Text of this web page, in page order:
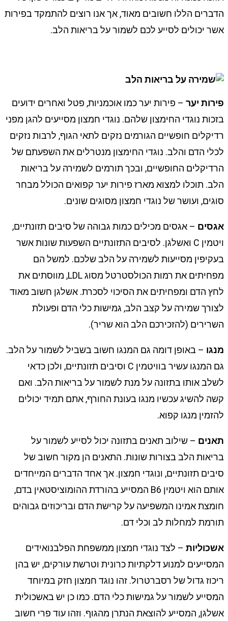
הדברים הללו חשובים מאוד, אך אנו רוצים להתמקד בפירות
אשר יכולים לסייע לכם לשמור על בריאות הלב.
פירות יער– פירות יער כמו אוכמניות, פטל ואחרים ידועים
בזכות נוגדי החימצון שלהם. נוגדי חמצון מסייעים להגן מפני
רדיקלים חופשיים הגורמים נזקים לתאי הגוף, לרבות נזקים
לכלי הדם והלב. נוגדי החימצון מנטרלים את השפעתם של
הרדיקלים החופשיים, ובכך תורמים לשמירה על בריאות
הלב. תוכלו למצוא מארז פירות יער קפואים הכולל מבחר
סוגים, ועושר של נוגדי חמצון מסוגים שונים.
אגסים– אגסים מכילים כמות גבוהה של סיבים תזונתיים,
ויטמין C ואשלגן. לסיבים התזונתיים השפעות שונות אשר
בעקיפין מסייעות לשמירה על הלב שלכם. למשל הם
מפחיתים את רמות הכולסטרטל מסוג LDL, מווסתים את
לחץ הדם ומפחיתים את הסיכוי לסכרת. אשלגן חשוב מאוד
לצורך שמירה על קצב הלב, גמישות כלי הדם ופעולת
השרירים (להזכירכם הלב הוא שריר).
מנגו– באופן דומה גם המנגו חשוב בשביל לשמור על הלב.
גם המנגו עשיר בוויטמין C וסיבים תזונתיים, ולכן כדאי
לשלב אותו בתזונה על מנת לשמור על בריאות הלב. ואם
קשה להשיג עכשיו מנגו בעונת החורף, אתם תמיד יכולים
להזמין מנגו קפוא.
תאנים– שילוב תאנים בתזונה יכול לסייע לשמור על
בריאות הלב בצורות שונות. התאנים הן מקור חשוב של
סיבים תזונתיים, ונוגדי חמצון. אך אחד הדברים המייחדים
אותם הוא ויטמין B6 המסייע בהורדת ההומוציסטאין בדם,
חומצת אמינו המשפיעה על קרישת הדם ובריכוזים גבוהים
תורמת למחלות לב וכלי דם.
אשכוליות– לצד נוגדי חמצון ממשפחת הפלבנואידים
המסייעים למנוע דלקתיות כרונית וטרשת עורקים, יש בהן
ריכוז גדול של רסברטרול. זהו נוגד חמצון חזק במיוחד
המסייע לשמור על גמישות כלי הדם. כמו כן יש באשכולית
אשלגן, המסייע להוצאת הנתרן מהגוף. וזהו עוד פרי חשוב